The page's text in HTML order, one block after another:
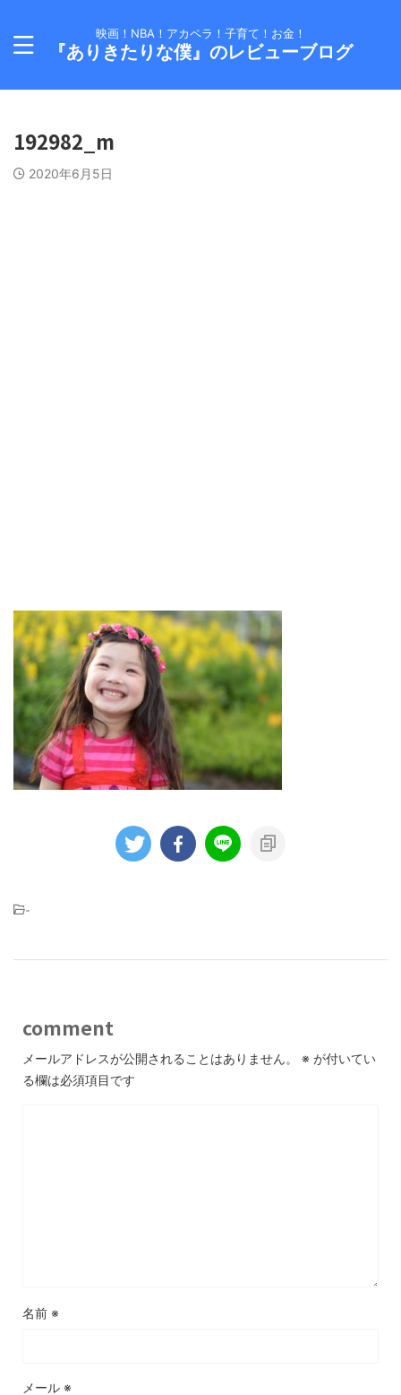
映画！NBA！アカペラ！子育て！お金！
『ありきたりな僕』のレビューブログ
192982_m
2020年6月5日
-
comment
メールアドレスが公開されることはありません。 ※ が付いてい
る欄は必須項目です
名前 ※
メール ※